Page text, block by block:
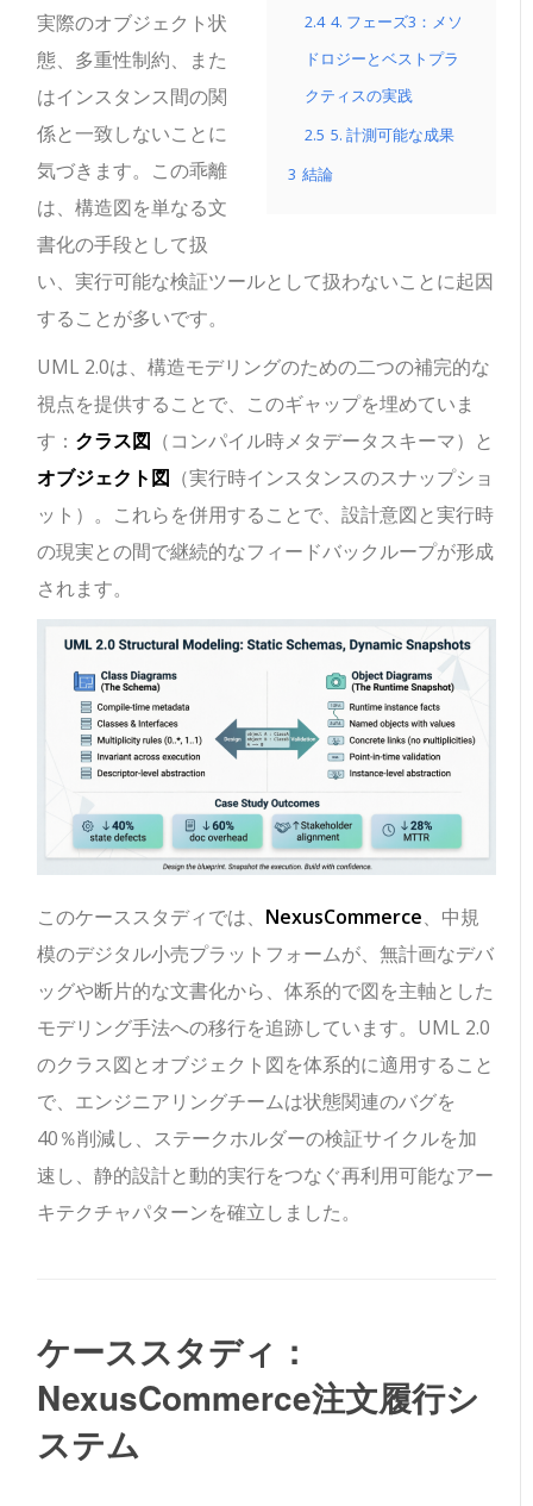
2.4 4. フェーズ3：メソ
ドロジーとベストプラ
クティスの実践
2.5 5. 計測可能な成果
3 結論
実際のオブジェクト状
態、多重性制約、また
はインスタンス間の関
係と一致しないことに
気づきます。この乖離
は、構造図を単なる文
書化の手段として扱
い、実行可能な検証ツールとして扱わないことに起因
することが多いです。
UML 2.0は、構造モデリングのための二つの補完的な
視点を提供することで、このギャップを埋めていま
す： クラス図 （コンパイル時メタデータスキーマ）と
オブジェクト図 （実行時インスタンスのスナップショ
ット）。これらを併用することで、設計意図と実行時
の現実との間で継続的なフィードバックループが形成
されます。
このケーススタディでは、 NexusCommerce、中規
模のデジタル小売プラットフォームが、無計画なデバ
ッグや断片的な文書化から、体系的で図を主軸とした
モデリング手法への移行を追跡しています。UML 2.0
のクラス図とオブジェクト図を体系的に適用すること
で、エンジニアリングチームは状態関連のバグを
40％削減し、ステークホルダーの検証サイクルを加
速し、静的設計と動的実行をつなぐ再利用可能なアー
キテクチャパターンを確立しました。
ケーススタディ：
NexusCommerce注文履行シ
ステム